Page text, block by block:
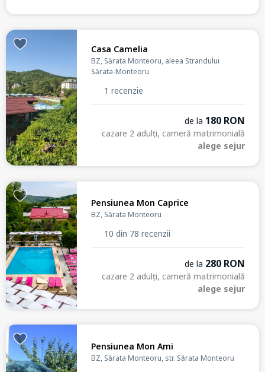
Casa Camelia
BZ, Sărata Monteoru, aleea Strandului
Sărata-Monteoru
1 recenzie
de la 180 RON
cazare 2 adulți, cameră matrimonială
alege sejur
Pensiunea Mon Caprice
BZ, Sărata Monteoru
10 din 78 recenzii
de la 280 RON
cazare 2 adulți, cameră matrimonială
alege sejur
Pensiunea Mon Ami
BZ, Sărata Monteoru, str. Sărata Monteoru